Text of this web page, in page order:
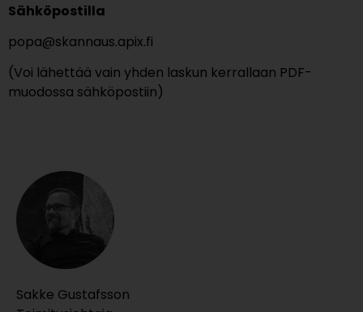
Sähköpostilla
popa@skannaus.apix.fi
(Voi lähettää vain yhden laskun kerrallaan PDF-
muodossa sähköpostiin)
Sakke Gustafsson